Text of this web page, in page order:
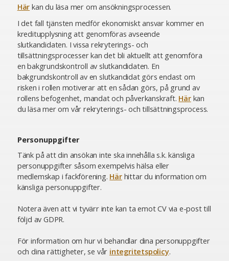
Här kan du läsa mer om ansökningsprocessen.
I det fall tjänsten medför ekonomiskt ansvar kommer en
kreditupplysning att genomföras avseende
slutkandidaten. I vissa rekryterings- och
tillsättningsprocesser kan det bli aktuellt att genomföra
en bakgrundskontroll av slutkandidaten. En
bakgrundskontroll av en slutkandidat görs endast om
risken i rollen motiverar att en sådan görs, på grund av
rollens befogenhet, mandat och påverkanskraft. Härkan
du läsa mer om vår rekryterings- och tillsättningsprocess.
Personuppgifter
Tänk på att din ansökan inte ska innehålla s.k. känsliga
personuppgifter såsom exempelvis hälsa eller
medlemskap i fackförening. Härhittar du information om
känsliga personuppgifter.
Notera även att vi tyvärr inte kan ta emot CV via e-post till
följd av GDPR.
För information om hur vi behandlar dina personuppgifter
och dina rättigheter, se vår integritetspolicy.